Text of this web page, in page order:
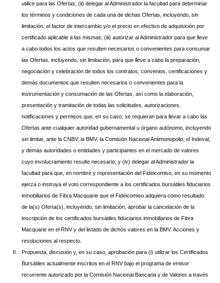
utilice para las Ofertas; (ii) delegar al Administrador la facultad para determinar
los términos y condiciones de cada una de dichas Ofertas, incluyendo, sin
limitación, el factor de intercambio y/o el precio en efectivo de adquisición por
certificado aplicable a las mismas; (iii) autorizar al Administrador para que lleve
a cabo todos los actos que resulten necesarios o convenientes para consumar
las Ofertas, incluyendo, sin limitación, para que lleve a cabo la preparación,
negociación y celebración de todos los contratos, convenios, certificaciones y
demás documentos que resulten necesarios o convenientes para la
instrumentación y consumación de las Ofertas, así como la elaboración,
presentación y tramitación de todas las solicitudes, autorizaciones,
notificaciones y permisos que, en su caso, se requieran para llevar a cabo las
Ofertas ante cualquier autoridad gubernamental u órgano autónomo, incluyendo
sin limitar, ante la CNBV, la BMV, la Comisión Nacional Antimonopolio, el Indeval,
y demás autoridades o entidades y participantes en el mercado de valores
cuyo involucramiento resulte necesario; y (iv) delegar al Administrador la
facultad para que, en nombre y representación del Fideicomiso, en su momento
ejerza o instruya el voto correspondiente a los certificados bursátiles fiduciarios
inmobiliarios de Fibra Macquarie que el Fideicomiso adquiera como resultado
de la(s) Oferta(s), incluyendo, sin limitación, aprobar la cancelación de la
inscripción de los certificados bursátiles fiduciarios inmobiliarios de Fibra
Macquarie en el RNV y del listado de dichos valores en la BMV. Acciones y
resoluciones al respecto.
II.
Propuesta, discusión y, en su caso, aprobación para (i) utilizar los Certificados
Bursátiles actualmente inscritos en el RNV bajo el programa de emisor
recurrente autorizado por la Comisión Nacional Bancaria y de Valores a través